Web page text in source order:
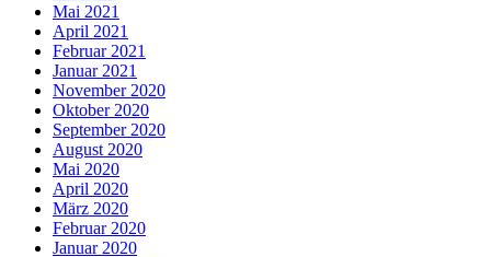
Mai 2021
April 2021
Februar 2021
Januar 2021
November 2020
Oktober 2020
September 2020
August 2020
Mai 2020
April 2020
März 2020
Februar 2020
Januar 2020